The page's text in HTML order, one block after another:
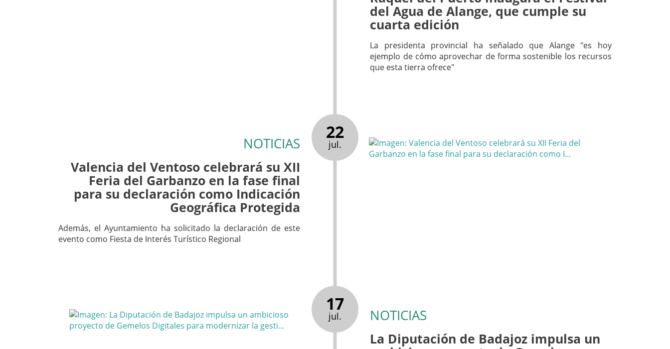
del Agua de Alange, que cumple su
cuarta edición
La presidenta provincial ha señalado que Alange "es hoy
ejemplo de cómo aprovechar de forma sostenible los recursos
que esta tierra ofrece"
22
jul.
NOTICIAS
Valencia del Ventoso celebrará su XII
Feria del Garbanzo en la fase final
para su declaración como Indicación
Geográfica Protegida
Además, el Ayuntamiento ha solicitado la declaración de este
evento como Fiesta de Interés Turístico Regional
17
jul. NOTICIAS
La Diputación de Badajoz impulsa un